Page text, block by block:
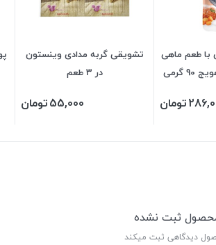
با طعم ماهی
سالمون و مرغ و هویج 90 گرمی
تومان
تشویقی گربه مدادی وینستون
در 3 طعم
55,000تومان
محصول ثبت نشده
دیدگاهی ثبت میکند